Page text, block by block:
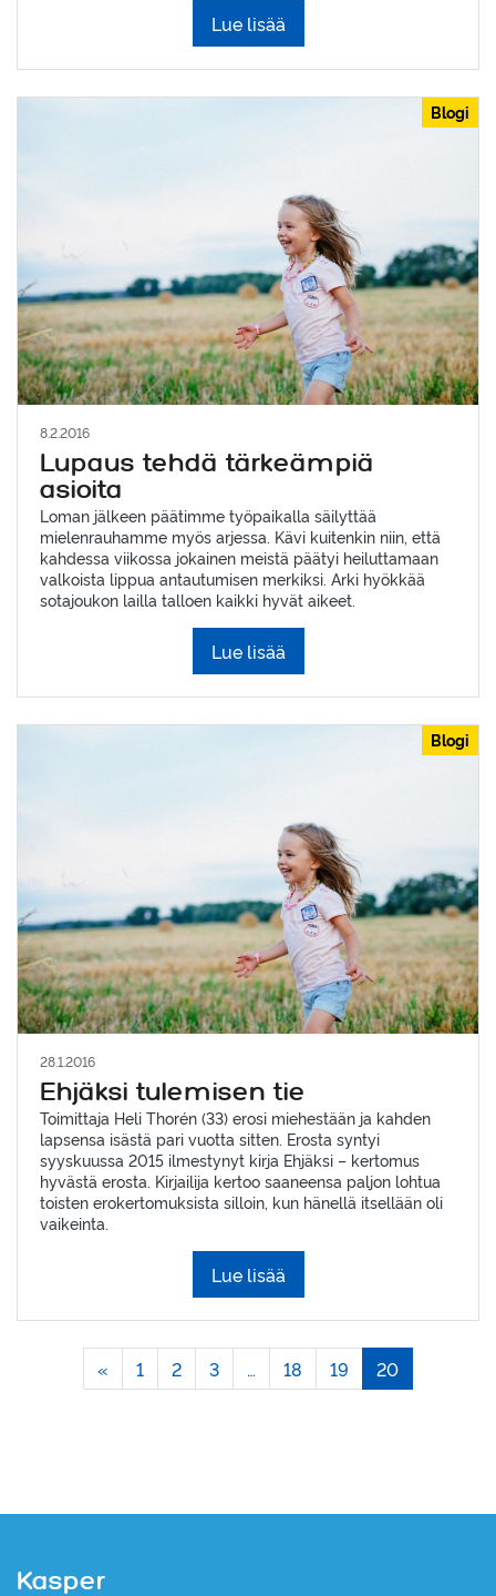
Lue lisää
Blogi
8.2.2016
Lupaus tehdä tärkeämpiä
asioita
Loman jälkeen päätimme työpaikalla säilyttää
mielenrauhamme myös arjessa. Kävi kuitenkin niin, että
kahdessa viikossa jokainen meistä päätyi heiluttamaan
valkoista lippua antautumisen merkiksi. Arki hyökkää
sotajoukon lailla talloen kaikki hyvät aikeet.
Lue lisää
Blogi
28.1.2016
Ehjäksi tulemisen tie
Toimittaja Heli Thorén (33) erosi miehestään ja kahden
lapsensa isästä pari vuotta sitten. Erosta syntyi
syyskuussa 2015 ilmestynyt kirja Ehjäksi – kertomus
hyvästä erosta. Kirjailija kertoo saaneensa paljon lohtua
toisten erokertomuksista silloin, kun hänellä itsellään oli
vaikeinta.
Lue lisää
« 1 2 3 … 18 19 20
Kasper